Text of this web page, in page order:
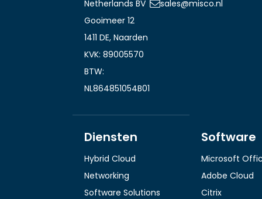
Netherlands BV
Gooimeer 12
1411 DE, Naarden
KVK: 89005570
BTW:
NL864851054B01
sales@misco.nl
Diensten
Hybrid Cloud
Networking
Software Solutions
Software
Microsoft
Adobe Cloud
Citrix